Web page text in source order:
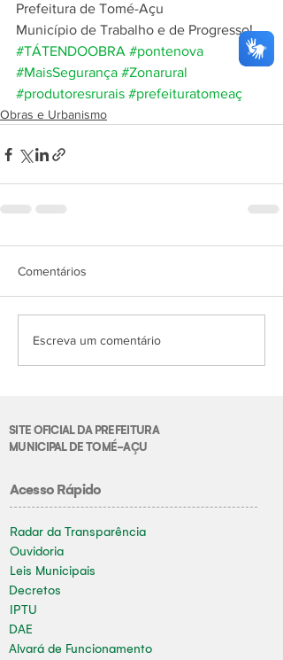
Prefeitura de Tomé-Açu
Município de Trabalho e de Progresso!
#TÁTENDOOBRA #pontenova
#MaisSegurança #Zonarural
#produtoresrurais #prefeituratomeaç
Obras e Urbanismo
Comentários
Escreva um comentário
SITE OFICIAL DA PREFEITURA
MUNICIPAL DE TOMÉ-AÇU
Acesso Rápido
Radar da Transparência
Ouvidoria
Leis Municipais
Decretos
IPTU
DAE
Alvará de Funcionamento